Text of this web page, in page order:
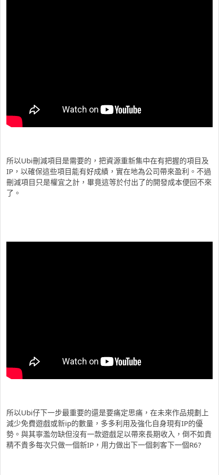
所以Ubi刪減項目是需要的，把資源重新集中在有把握的項目及
IP，以確保這些項目能有好成績，實在地為公司帶來盈利。不過
刪減項目只是權宜之計，畢竟這等於付出了的開發成本便回不來
了。
所以Ubi仔下一步最重要的還是要痛定思痛，在未來作品規劃上
減少免費遊戲或新ip的數量，多多利用及強化自身現有IP的優
勢。與其寧濫勿缺但沒有一款遊戲足以帶來長期收入，倒不如貴
精不貴多每次只做一個新IP，用力做出下一個刺客下一個R6?